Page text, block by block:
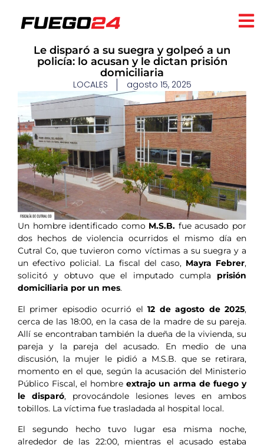
Le disparó a su suegra y golpeó a un
policía: lo acusan y le dictan prisión
domiciliaria
LOCALES agosto 15, 2025
Un hombre identificado como M.S.B. fue acusado por
dos hechos de violencia ocurridos el mismo día en
Cutral Co, que tuvieron como víctimas a su suegra y a
un efectivo policial. La fiscal del caso, Mayra Febrer,
solicitó y obtuvo que el imputado cumpla prisión
domiciliaria por un mes.
El primer episodio ocurrió el12 de agosto de 2025,
cerca de las 18:00, en la casa de la madre de su pareja.
Allí se encontraban también la dueña de la vivienda, su
pareja y la pareja del acusado. En medio de una
discusión, la mujer le pidió a M.S.B. que se retirara,
momento en el que, según la acusación del Ministerio
Público Fiscal, el hombre extrajo un arma de fuego y
le disparó, provocándole lesiones leves en ambos
tobillos. La víctima fue trasladada al hospital local.
El segundo hecho tuvo lugar esa misma noche,
alrededor de las 22:00, mientras el acusado estaba